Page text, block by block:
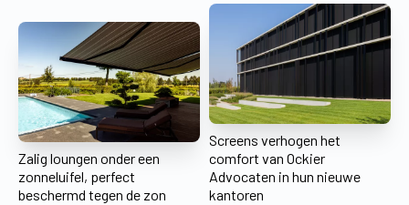
Zalig loungen onder een
zonneluifel, perfect
beschermd tegen de zon
Screens verhogen het
comfort van Ockier
Advocaten in hun nieuwe
kantoren